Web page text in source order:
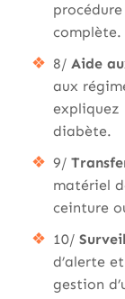
complète.
8/ Aide
aux
expliquez
diabète.
9/
matériel
ceinture
10/
d’alerte
gestion